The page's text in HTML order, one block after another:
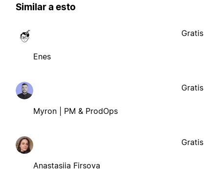
Similar a esto
Enes
Gratis
Myron | PM & ProdOps
Gratis
Anastasiia Firsova
Gratis